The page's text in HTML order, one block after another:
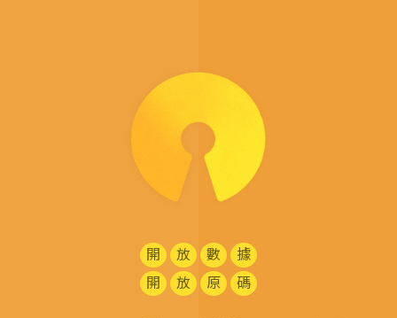
開 放 數
據
開
放 原 碼